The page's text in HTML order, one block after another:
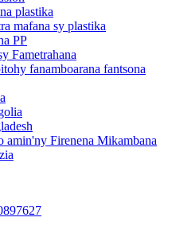
plastika
mafana sy plastika
PP
Fametrahana
fanamboarana fantsona
amin'ny Firenena Mikambana